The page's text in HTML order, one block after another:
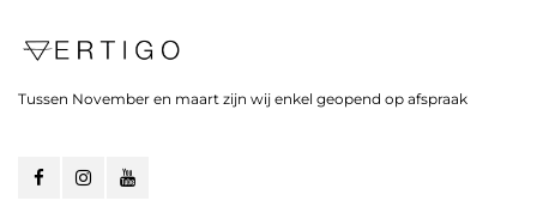
Tussen November en maart zijn wij enkel geopend op afspraak